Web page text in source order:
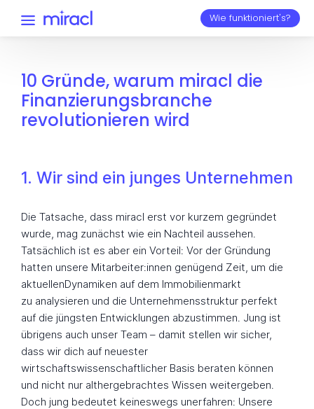
Wie funktioniert's?
10 Gründe, warum miracl die
Finanzierungsbranche
revolutionieren wird
1. Wir sind ein junges Unternehmen
Die Tatsache, dass miracl erst vor kurzem gegründet
wurde, mag zunächst wie ein Nachteil aussehen.
Tatsächlich ist es aber ein Vorteil: Vor der Gründung
hatten unsere Mitarbeiter:innen genügend Zeit, um die
aktuellenDynamiken auf dem Immobilienmarkt
zu analysieren und die Unternehmensstruktur perfekt
auf die jüngsten Entwicklungen abzustimmen. Jung ist
übrigens auch unser Team – damit stellen wir sicher,
dass wir dich auf neuester
wirtschaftswissenschaftlicher Basis beraten können
und nicht nur althergebrachtes Wissen weitergeben.
Doch jung bedeutet keineswegs unerfahren: Unsere